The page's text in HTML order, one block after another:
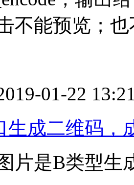
不能预览；
01-22
生成二维码，
片是B类型生